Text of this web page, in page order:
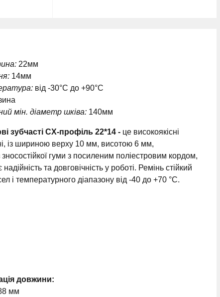
22мм
14мм
від -30°C до +90°C
мін. діаметр шківа: 140мм
зубчасті CX-профіль 22*14 - це високоякісні
із шириною верху 10 мм, висотою 6 мм,
зносостійкої гуми з посиленим поліестровим кордом,
та довговічність у роботі. Ремінь стійкий
і температурного діапазону від -40 до +70 °C.
довжини:
мм